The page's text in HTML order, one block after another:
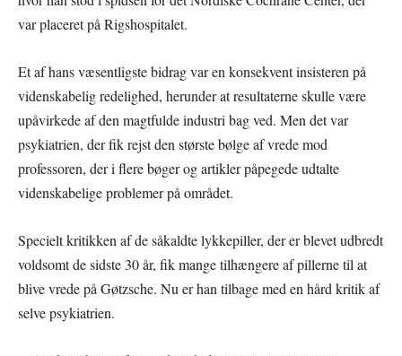
var placeret på Rigshospitalet.
Et af hans væsentligste bidrag var en konsekvent insisteren på
videnskabelig redelighed, herunder at resultaterne skulle være
upåvirkede af den magtfulde industri bag ved. Men det var
psykiatrien, der fik rejst den største bølge af vrede mod
professoren, der i flere bøger og artikler påpegede udtalte
videnskabelige problemer på området.
Specielt kritikken af de såkaldte lykkepiller, der er blevet udbredt
voldsomt de sidste 30 år, fik mange tilhængere af pillerne til at
blive vrede på Gøtzsche. Nu er han tilbage med en hård kritik af
selve psykiatrien.